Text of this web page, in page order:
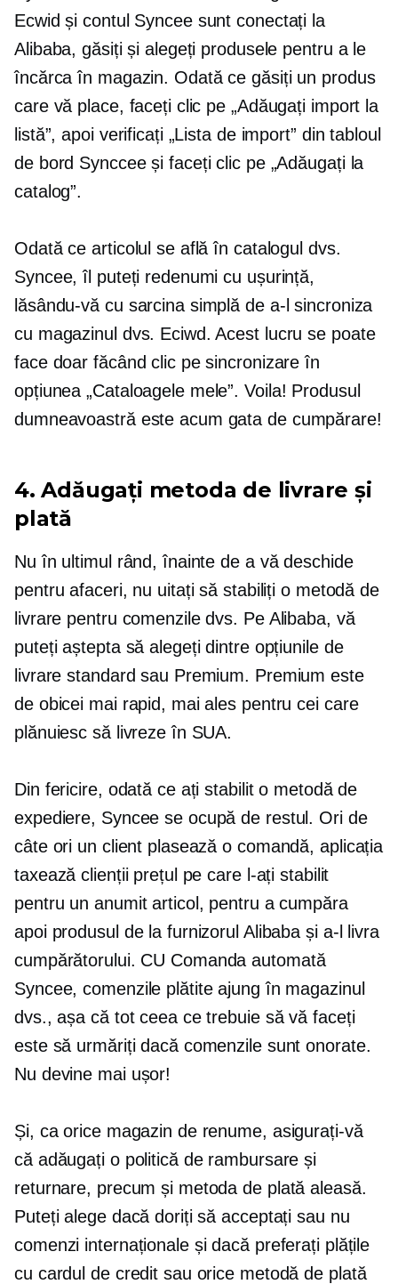
Ecwid și contul Syncee sunt conectați la
Alibaba, găsiți și alegeți produsele pentru a le
încărca în magazin. Odată ce găsiți un produs
care vă place, faceți clic pe „Adăugați import la
listă”, apoi verificați „Lista de import” din tabloul
de bord Synccee și faceți clic pe „Adăugați la
catalog”.
Odată ce articolul se află în catalogul dvs.
Syncee, îl puteți redenumi cu ușurință,
lăsându-vă cu sarcina simplă de a-l sincroniza
cu magazinul dvs. Eciwd. Acest lucru se poate
face doar făcând clic pe sincronizare în
opțiunea „Cataloagele mele”. Voila! Produsul
dumneavoastră este acum gata de cumpărare!
4. Adăugați metoda de livrare și
plată
Nu în ultimul rând, înainte de a vă deschide
pentru afaceri, nu uitați să stabiliți o metodă de
livrare pentru comenzile dvs. Pe Alibaba, vă
puteți aștepta să alegeți dintre opțiunile de
livrare standard sau Premium. Premium este
de obicei mai rapid, mai ales pentru cei care
plănuiesc să livreze în SUA.
Din fericire, odată ce ați stabilit o metodă de
expediere, Syncee se ocupă de restul. Ori de
câte ori un client plasează o comandă, aplicația
taxează clienții prețul pe care l-ați stabilit
pentru un anumit articol, pentru a cumpăra
apoi produsul de la furnizorul Alibaba și a-l livra
cumpărătorului. CU Comanda automată
Syncee, comenzile plătite ajung în magazinul
dvs., așa că tot ceea ce trebuie să vă faceți
este să urmăriți dacă comenzile sunt onorate.
Nu devine mai ușor!
Și, ca orice magazin de renume, asigurați-vă
că adăugați o politică de rambursare și
returnare, precum și metoda de plată aleasă.
Puteți alege dacă doriți să acceptați sau nu
comenzi internaționale și dacă preferați plățile
cu cardul de credit sau orice metodă de plată